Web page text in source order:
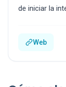
de iniciar la
Web